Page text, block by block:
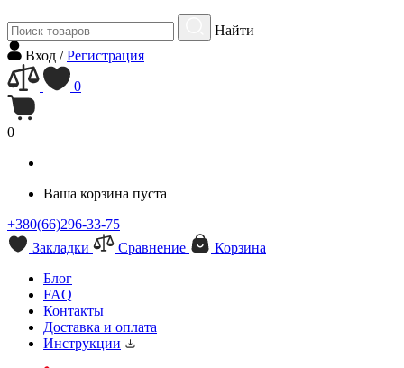
Найти
Вход /Регистрация
0
0
Ваша корзина пуста
+380(66)296-33-75
Закладки
Сравнение
Корзина
Блог
FAQ
Контакты
Доставка и оплата
Инструкции